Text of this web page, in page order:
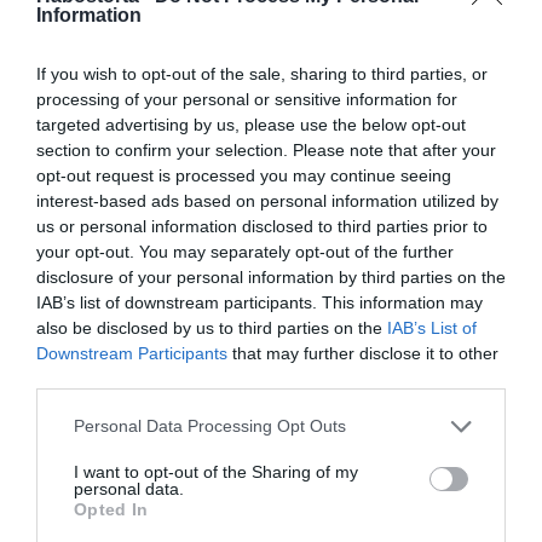
Information
If you wish to opt-out of the sale, sharing to third parties, or
processing of your personal or sensitive information for
targeted advertising by us, please use the below opt-out
section to confirm your selection. Please note that after your
opt-out request is processed you may continue seeing
interest-based ads based on personal information utilized by
us or personal information disclosed to third parties prior to
your opt-out. You may separately opt-out of the further
disclosure of your personal information by third parties on the
IAB’s list of downstream participants. This information may
also be disclosed by us to third parties on the IAB’s List of
Downstream Participants that may further disclose it to other
Please note that this website/app uses one or more Google
not limited to your visit or usage behaviour. You may click to
grant or deny consent to Google and its third-party tags to
use your data for below specified purposes in below Google
Personal Data Processing Opt Outs
I want to opt-out of the Sharing of my
personal data.
Opted In
érett bőrnek a textúráját. Amikor az öregedés összes jelét
készülékkel végzett stimulációval indul. Ezután fel lehet
mérni, hogy hol és mekkora a térfogatvesztés, és ezt
követhetik a töltőanyagokkal végzett kezelések.
Milyen esetekben ajánlott a feltöltés?
Fiatalabb pácienseknek különösen hatásos, akik
szeretnék eltüntetni az arcukon megjelent finom
ráncokat, vagy felfrissíteni a bőrüket, amely "szürkének"
és megereszkedettnek tűnik, hiányzik belőle a ragyogás
és a frissesség. A pattanásos hegek korrekciójában is
hatékony.
Az érettebb pácienseknél pedig a száj körüli feszesítésre
amelyek sokszor a dohányosoknál jelennek meg.
Általánosságban elmondható, hogy az eljárás sikeresen
működik a ráncok csökkentésére, az arckontúrok
határozottabbá tételére, a nyak simítására. Sikeresen